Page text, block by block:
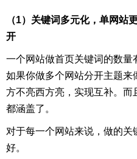
（1）关键词多元化，单网站
开
一个网站做首页关键词的数
如果你做多个网站分开主题
方不亮西方亮，实现互补。而
都涵盖了。
对于每一个网站来说，做的
好。